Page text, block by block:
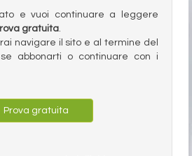
e vuoi continuare a leggere
gratuita.
navigare il sito e al termine del
abbonarti o continuare con i
Prova gratuita